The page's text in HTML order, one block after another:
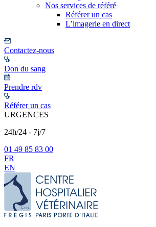
Nos services de référé
Référer un cas
L’imagerie en direct
Contactez-nous
Don du sang
Prendre rdv
Référer un cas
URGENCES
24h/24 - 7j/7
01 49 85 83 00
FR
EN